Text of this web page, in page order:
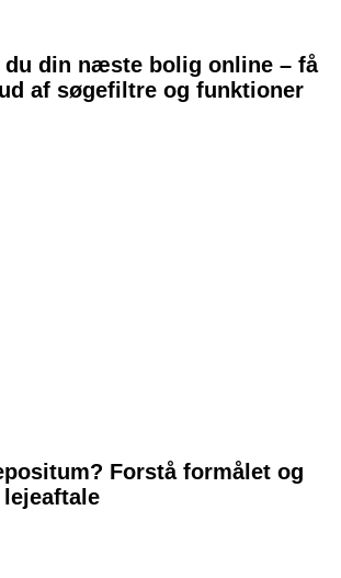
du din næste bolig online – få
af søgefiltre og funktioner
Forstå formålet og